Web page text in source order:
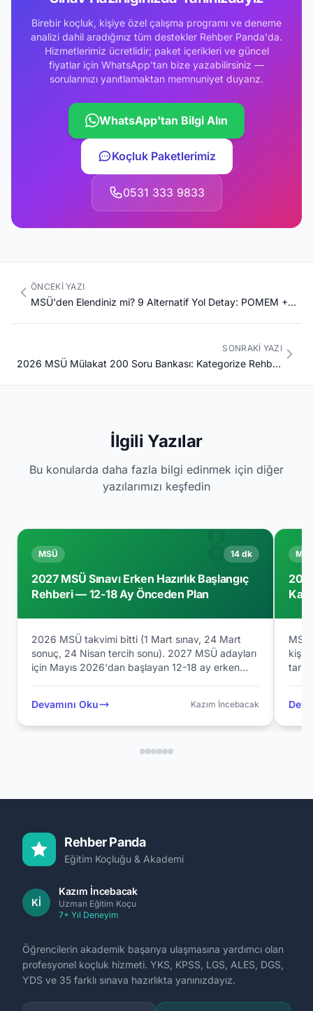
Birebir koçluk, kişiye özel çalışma programı ve deneme
analizi dahil aradığınız tüm destekler Rehber Panda'da.
Hizmetlerimiz ücretlidir; paket içerikleri ve güncel
fiyatlar için WhatsApp'tan bize yazabilirsiniz —
sorularınızı yanıtlamaktan memnuniyet duyarız.
WhatsApp'tan Bilgi Alın
Koçluk Paketlerimiz
0531 333 9833
ÖNCEKI YAZI
MSÜ'den Elendiniz mi? 9 Alternatif Yol Detay: POMEM + PMYO + JSGA + Bekçilik + Sözleşmeli Er + Uzman Erbaş + Polis Akademisi + Astsubay MYO + YKS
SONRAKI YAZI
2026 MSÜ Mülakat 200 Soru Bankası: Kategorize Rehber + Model Cevaplar
İlgili Yazılar
Bu konularda daha fazla bilgi edinmek için diğer
yazılarımızı keşfedin
🎖️
MSÜ 14 dk
2027 MSÜ Sınavı Erken Hazırlık Başlangıç
Rehberi — 12-18 Ay Önceden Plan
2026 MSÜ takvimi bitti (1 Mart sınav, 24 Mart
sonuç, 24 Nisan tercih sonu). 2027 MSÜ adayları
için Mayıs 2026'dan başlayan 12-18 ay erken
Devamını Oku Kazım İncebacak
Rehber Panda
Eğitim Koçluğu & Akademi
Kİ
Kazım İncebacak
Uzman Eğitim Koçu
7+ Yıl Deneyim
Öğrencilerin akademik başarıya ulaşmasına yardımcı olan
profesyonel koçluk hizmeti. YKS, KPSS, LGS, ALES, DGS,
YDS ve 35 farklı sınava hazırlıkta yanınızdayız.